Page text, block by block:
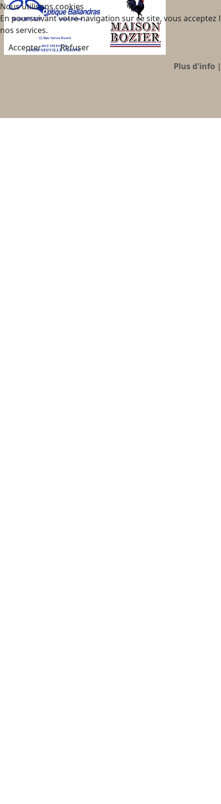
Nous utilisons cookies
En poursuivant votre navigation sur ce site, vous
nos services.
Accepter
Refuser
Plus d'info